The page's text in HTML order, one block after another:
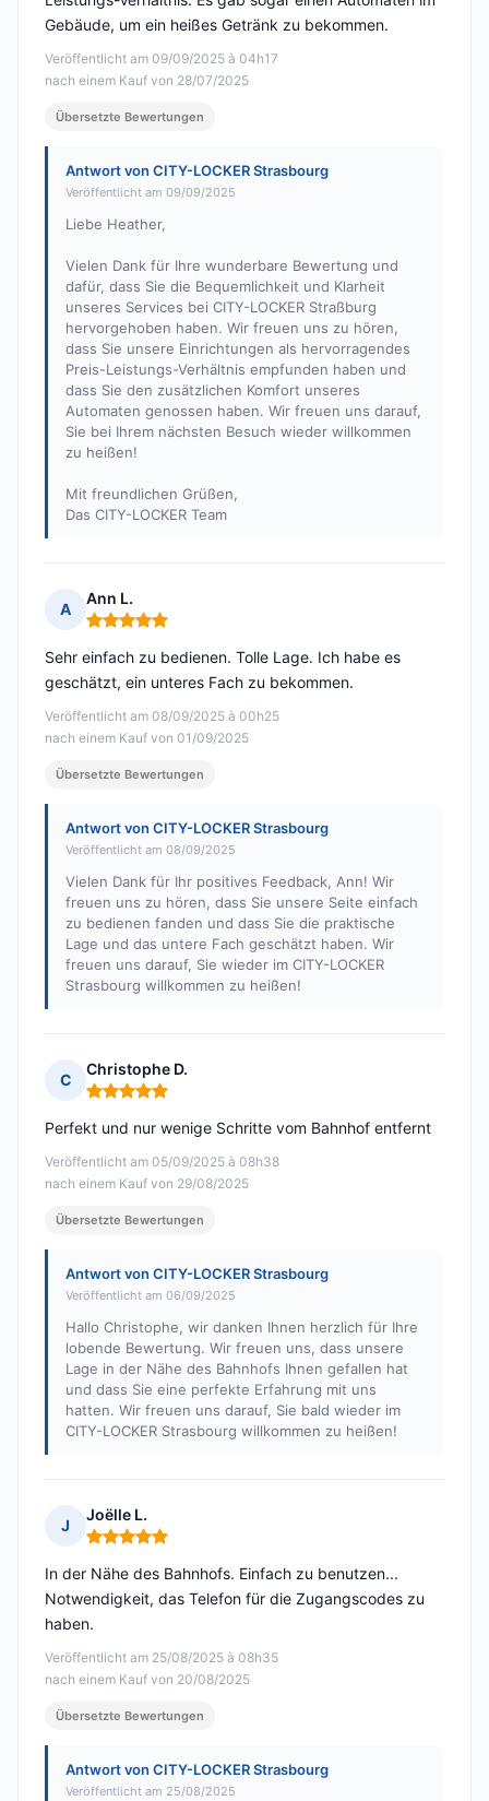
Veröffentlicht am 09/09/2025 à 04h17
nach einem Kauf von 28/07/2025
Gebäude, um ein heißes Getränk zu bekommen.
Übersetzte Bewertungen
Antwort von CITY-LOCKER Strasbourg
Veröffentlicht am 09/09/2025
Liebe Heather,
Vielen Dank für Ihre wunderbare Bewertung und
dafür, dass Sie die Bequemlichkeit und Klarheit
unseres Services bei CITY-LOCKER Straßburg
hervorgehoben haben. Wir freuen uns zu hören,
dass Sie unsere Einrichtungen als hervorragendes
Preis-Leistungs-Verhältnis empfunden haben und
dass Sie den zusätzlichen Komfort unseres
Automaten genossen haben. Wir freuen uns darauf,
Sie bei Ihrem nächsten Besuch wieder willkommen
zu heißen!
Mit freundlichen Grüßen,
Das CITY-LOCKER Team
A
Ann L.
Hinweis: 5 von 5
Veröffentlicht am 08/09/2025 à 00h25
nach einem Kauf von 01/09/2025
Sehr einfach zu bedienen. Tolle Lage. Ich habe es
geschätzt, ein unteres Fach zu bekommen.
Übersetzte Bewertungen
Antwort von CITY-LOCKER Strasbourg
Veröffentlicht am 08/09/2025
Vielen Dank für Ihr positives Feedback, Ann! Wir
freuen uns zu hören, dass Sie unsere Seite einfach
zu bedienen fanden und dass Sie die praktische
Lage und das untere Fach geschätzt haben. Wir
freuen uns darauf, Sie wieder im CITY-LOCKER
Strasbourg willkommen zu heißen!
C
Christophe D.
Hinweis: 5 von 5
Veröffentlicht am 05/09/2025 à 08h38
nach einem Kauf von 29/08/2025
Perfekt und nur wenige Schritte vom Bahnhof entfernt
Übersetzte Bewertungen
Antwort von CITY-LOCKER Strasbourg
Veröffentlicht am 06/09/2025
Hallo Christophe, wir danken Ihnen herzlich für Ihre
lobende Bewertung. Wir freuen uns, dass unsere
Lage in der Nähe des Bahnhofs Ihnen gefallen hat
und dass Sie eine perfekte Erfahrung mit uns
hatten. Wir freuen uns darauf, Sie bald wieder im
CITY-LOCKER Strasbourg willkommen zu heißen!
J
Joëlle L.
Hinweis: 5 von 5
Veröffentlicht am 25/08/2025 à 08h35
nach einem Kauf von 20/08/2025
In der Nähe des Bahnhofs. Einfach zu benutzen...
Notwendigkeit, das Telefon für die Zugangscodes zu
haben.
Übersetzte Bewertungen
Antwort von CITY-LOCKER Strasbourg
Veröffentlicht am 25/08/2025